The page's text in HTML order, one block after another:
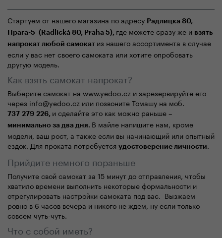
Стартуем от нашего магазина по адресу Радлицка 80,
Прага-5 ( Radlická 80, Praha 5), где можете сразу же и взять
напрокат любой самокат из нашего ассортимента в случае
если у вас нет своего самоката или хотите опробовать
другую модель.
Как взять самокат напрокат?
Выберите самокат на www.yedoo.cz и зарезервируйте его
через info@yedoo.cz или позвоните Томашу на моб.
737 279 226, и сделайте это как можно раньше –
минимально за два дня. В майле напишите нам, кроме
модели, ваш рост, а также если вы начинающий или опытный
ездок. Для проката потребуется удостоверение личности.
Прийдите немного пораньше
Получите свой самокат за 15 минут до отправления, чтобы
хватило времени выполнить некоторые формальности и
отрегулировать настройки самоката под вас. Вызжаем
ровно в 6 часов вечера и никого не ждем, ну если только
совсем чуть-чуть.
Что с собой иметь?